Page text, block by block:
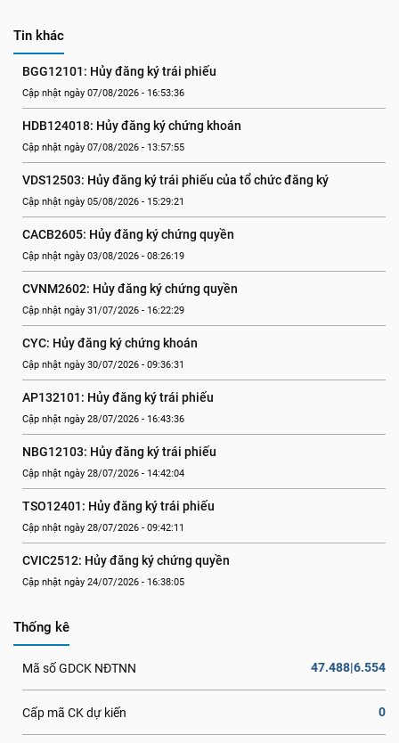
Tin khác
BGG12101: Hủy đăng ký trái phiếu
Cập nhật ngày 07/08/2026 - 16:53:36
HDB124018: Hủy đăng ký chứng khoán
Cập nhật ngày 07/08/2026 - 13:57:55
VDS12503: Hủy đăng ký trái phiếu của tổ chức đăng ký
Cập nhật ngày 05/08/2026 - 15:29:21
CACB2605: Hủy đăng ký chứng quyền
Cập nhật ngày 03/08/2026 - 08:26:19
CVNM2602: Hủy đăng ký chứng quyền
Cập nhật ngày 31/07/2026 - 16:22:29
CYC: Hủy đăng ký chứng khoán
Cập nhật ngày 30/07/2026 - 09:36:31
AP132101: Hủy đăng ký trái phiếu
Cập nhật ngày 28/07/2026 - 16:43:36
NBG12103: Hủy đăng ký trái phiếu
Cập nhật ngày 28/07/2026 - 14:42:04
TSO12401: Hủy đăng ký trái phiếu
Cập nhật ngày 28/07/2026 - 09:42:11
CVIC2512: Hủy đăng ký chứng quyền
Cập nhật ngày 24/07/2026 - 16:38:05
Thống kê
Mã số GDCK NĐTNN 47.488|6.554
Cấp mã CK dự kiến 0